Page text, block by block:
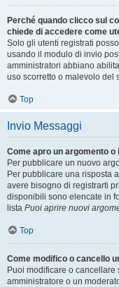
Perché quando clicco sul
chiede di accedere come
Solo gli utenti registrati
usando il modulo di invio
amministratori abbiano
uso scorretto o malevolo del
Top
Invio Messaggi
Come apro un argomento
Per pubblicare un nuovo
Per pubblicare una risposta
avere bisogno di registrarti
disponibili sono elencate in
lista Puoi aprire nuovi
Top
Come modifico o cancello
Puoi modificare o
amministratore o un